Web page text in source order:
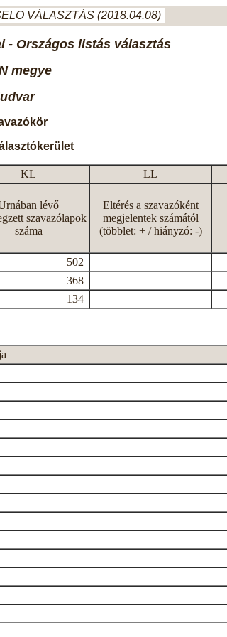
VÁLASZTÁS (2018.04.08)
- Országos listás választás
megye
KL LL
lévő
szavazólapok
száma
Eltérés a szavazóként
megjelentek számától
(többlet: + / hiányzó: -)
502
368
134